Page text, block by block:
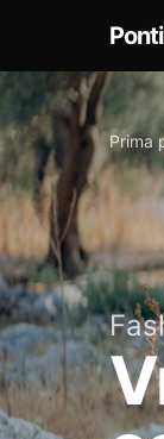
Prima